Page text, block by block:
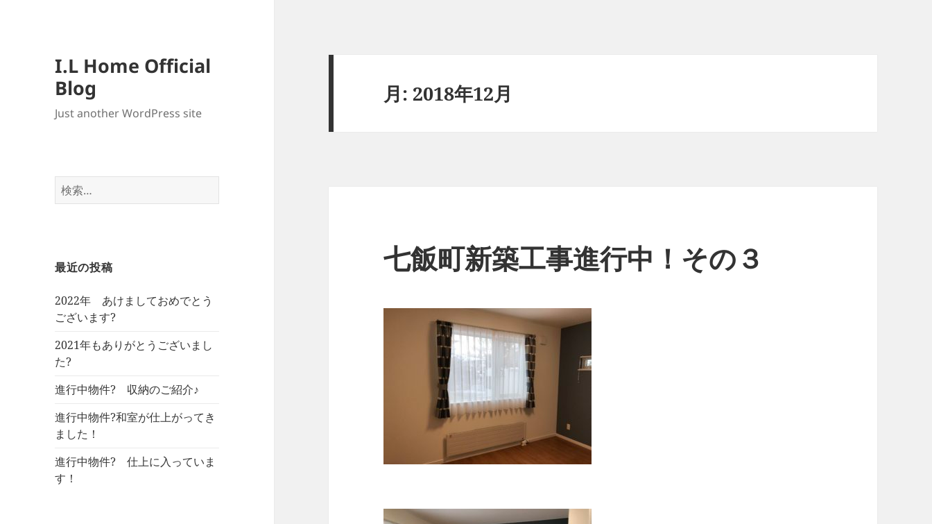
I.L Home Official
Blog
Just another WordPress site
検
索:
最近の投稿
2022年 あけましておめでとう
ございます?
2021年もありがとうございまし
た?
進行中物件? 収納のご紹介♪
進行中物件?和室が仕上がってき
ました！
進行中物件? 仕上に入っていま
す！
月: 2018年12月
七飯町新築工事進行中！その３